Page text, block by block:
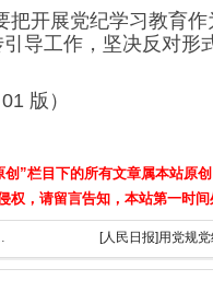
把开展党纪学习教育
导工作，坚决反对形
版）
”栏目下的所有文章属本站原创
，请留言告知，本站第一时间
[人民日报]用党规